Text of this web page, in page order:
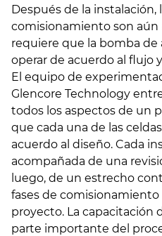
Después de la
comisionamiento son aún
requiere que la bomba
operar de acuerdo al flujo
El equipo de
Glencore Technology
todos los aspectos de un
que cada una de las
acuerdo al diseño. Cada
acompañada de una
luego, de un estrecho
fases de comisionamiento
proyecto. La capacitación
parte importante del